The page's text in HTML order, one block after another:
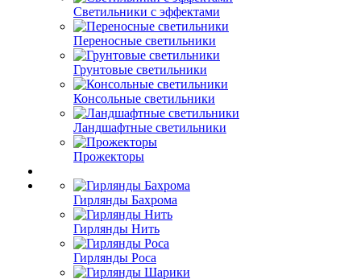
Светильники с эффектами
Переносные светильники
Грунтовые светильники
Консольные светильники
Ландшафтные светильники
Прожекторы
Гирлянды Бахрома
Гирлянды Нить
Гирлянды Роса